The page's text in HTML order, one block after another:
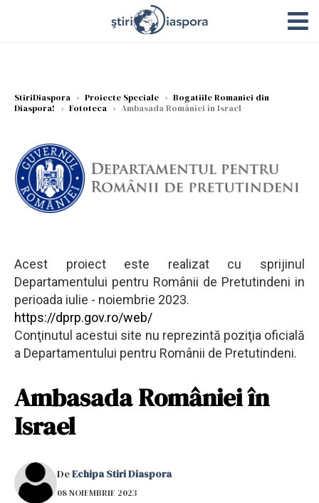
StiriDiaspora › Proiecte Speciale › Bogatiile Romaniei din
Diaspora!
› Fototeca › Ambasada României în Israel
Acest proiect este realizat cu sprijinul
Departamentului pentru Românii de Pretutindeni in
perioada iulie - noiembrie 2023.
https://dprp.gov.ro/web/
Conţinutul acestui site nu reprezintă poziţia oficială
a Departamentului pentru Românii de Pretutindeni.
Ambasada României în
Israel
DeEchipa Stiri Diaspora
08 NOIEMBRIE 2023